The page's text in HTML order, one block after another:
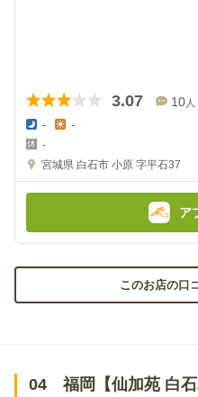
3.07 10人
夜
の
金
額
:
-
金
額
:
-
-
宮城県 白石市 小原 字平石37
ア
このお店の口
04 福岡【仙加苑 白石